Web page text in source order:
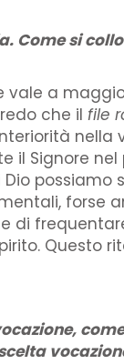
Come si
a
che il file
il Signore
possiamo
forse
di
Questo